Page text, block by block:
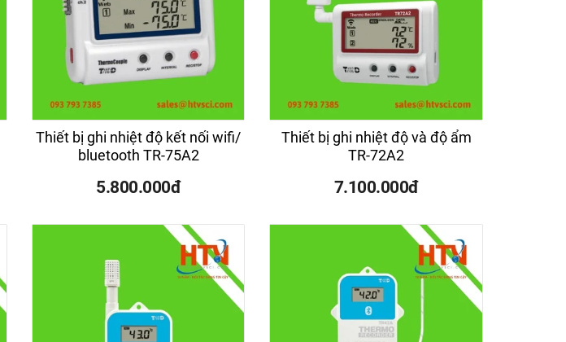
Thiết bị ghi nhiệt độ kết nối wifi/
bluetooth TR-75A2
5.800.000đ
Thiết bị ghi nhiệt độ và độ ẩm
TR-72A2
7.100.000đ